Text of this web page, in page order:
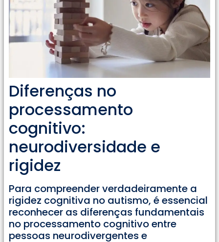
Diferenças no
processamento
cognitivo:
neurodiversidade e
rigidez
Para compreender verdadeiramente a
rigidez cognitiva no autismo, é essencial
reconhecer as diferenças fundamentais
no processamento cognitivo entre
pessoas neurodivergentes e